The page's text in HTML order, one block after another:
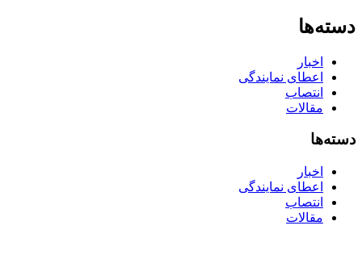
دسته‌ها
اخبار
اعطای نمایندگی
انتصاب
مقالات
دسته‌ها
اخبار
اعطای نمایندگی
انتصاب
مقالات